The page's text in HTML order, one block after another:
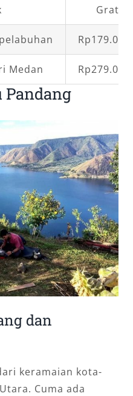
Gratis
Medan
Pandang
dan
keramaian kota-
Cuma ada